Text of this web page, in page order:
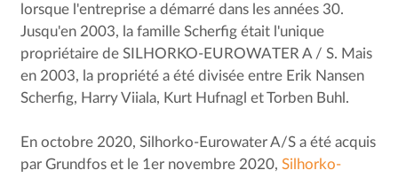
lorsque l'entreprise a démarré dans les années 30.
Jusqu'en 2003, la famille Scherfig était l'unique
propriétaire de SILHORKO-EUROWATER A / S. Mais
en 2003, la propriété a été divisée entre Erik Nansen
Scherfig, Harry Viiala, Kurt Hufnagl et Torben Buhl.
En octobre 2020, Silhorko-Eurowater A/S a été acquis
par Grundfos et le 1er novembre 2020,Silhorko-